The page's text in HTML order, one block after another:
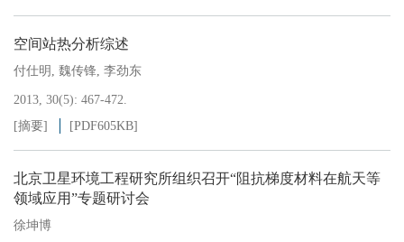
空间站热分析综述
付仕明 , 魏传锋, 李劲东
2013, 30(5): 467-472.
[摘要]
[PDF605KB]
北京卫星环境工程研究所组织召开“阻抗梯度材料在航天等
领域应用”专题研讨会
徐坤博